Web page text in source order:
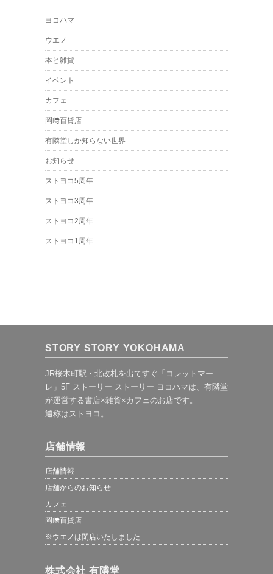
ヨコハマ
ウエノ
本と雑貨
イベント
カフェ
岡﨑百貨店
有隣堂しか知らない世界
お知らせ
ストヨコ5周年
ストヨコ3周年
ストヨコ2周年
ストヨコ1周年
STORY STORY YOKOHAMA
JR桜木町駅・北改札を出てすぐ「コレットマー
レ」5F ストーリー ストーリー ヨコハマは、有隣堂
が運営する書店×雑貨×カフェのお店です。
通称はストヨコ。
店舗情報
店舗情報
店舗からのお知らせ
カフェ
岡﨑百貨店
※ウエノは閉店いたしました
株式会社 有隣堂